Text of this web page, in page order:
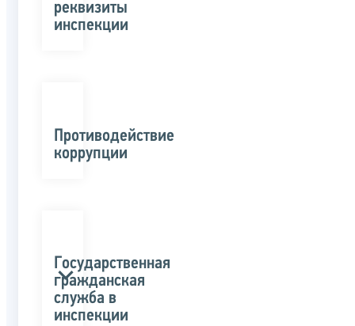
реквизиты
инспекции
Противодействие
коррупции
Государственная
гражданская
служба в
инспекции